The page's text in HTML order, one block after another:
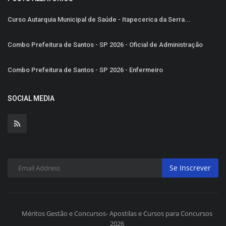
Curso Autarquia Municipal de Saúde - Itapecerica da Serra...
Combo Prefeitura de Santos - SP 2026 - Oficial de Administração
Combo Prefeitura de Santos - SP 2026 - Enfermeiro
SOCIAL MEDIA
Se Inscrever
Méritos Gestão e Concursos- Apostilas e Cursos para Concursos
2026